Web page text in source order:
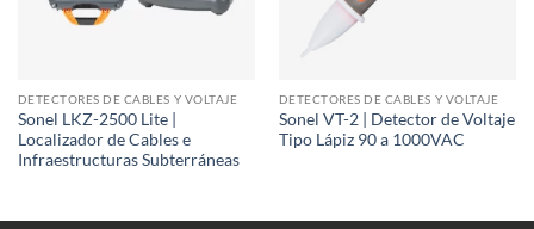
DETECTORES DE CABLES Y VOLTAJE
Sonel LKZ-2500 Lite |
Localizador de Cables e
Infraestructuras Subterráneas
DETECTORES DE CABLES Y VOLTAJE
Sonel VT-2 | Detector de Voltaje
Tipo Lápiz 90 a 1000VAC